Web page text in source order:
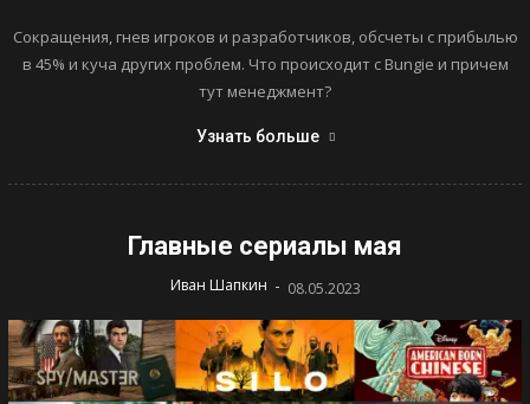
Сокращения, гнев игроков и разработчиков, обсчеты с прибылью
в 45% и куча других проблем. Что происходит с Bungie и причем
тут менеджмент?
Узнать больше
Главные сериалы мая
Иван Шапкин - 08.05.2023